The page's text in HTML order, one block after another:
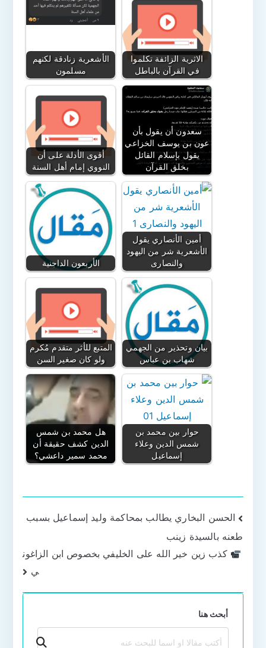
الأشعرية زنادقة لكنهم
مسلمون
الاثرية الزائفة تكلموا
في القرآن بالباطل
أقوى الأدلة على أن
النووي إمام أهل السنة
سعدون أن يقول بأن
عون بن يوسف الخزاعي
يقول بإسلام القائل
بخلق القرآن
الأربعون الداجنية
أمين الأنصاري يقول
الأشعرية شر من اليهود
والنصارى
المتبع للأثر متقدم مُكرم
ولو كان صغير السن
بيان وتحذير من الجهمي
شهاب بن عباس
هل محمد بن شمس
الدين كشف حقيقة أن
محمد سمير داعشي؟
حوار بين محمد بن
شمس الدين وعلاء
إسماعيل
تصفّح
المقالات
الحسن البخاري يطالب بمحاكمة وليد إسماعيل بسبب
طعنه بالسيدة زينب
كذب زين خير الله على الخليفي بخصوص ابن الزاغون
ي
أبحث هنا
بحث